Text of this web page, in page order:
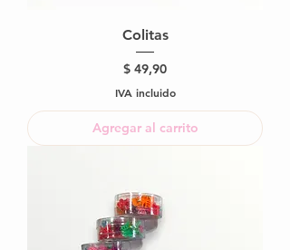
Colitas
Precio
$ 49,90
IVA incluido
Agregar al carrito